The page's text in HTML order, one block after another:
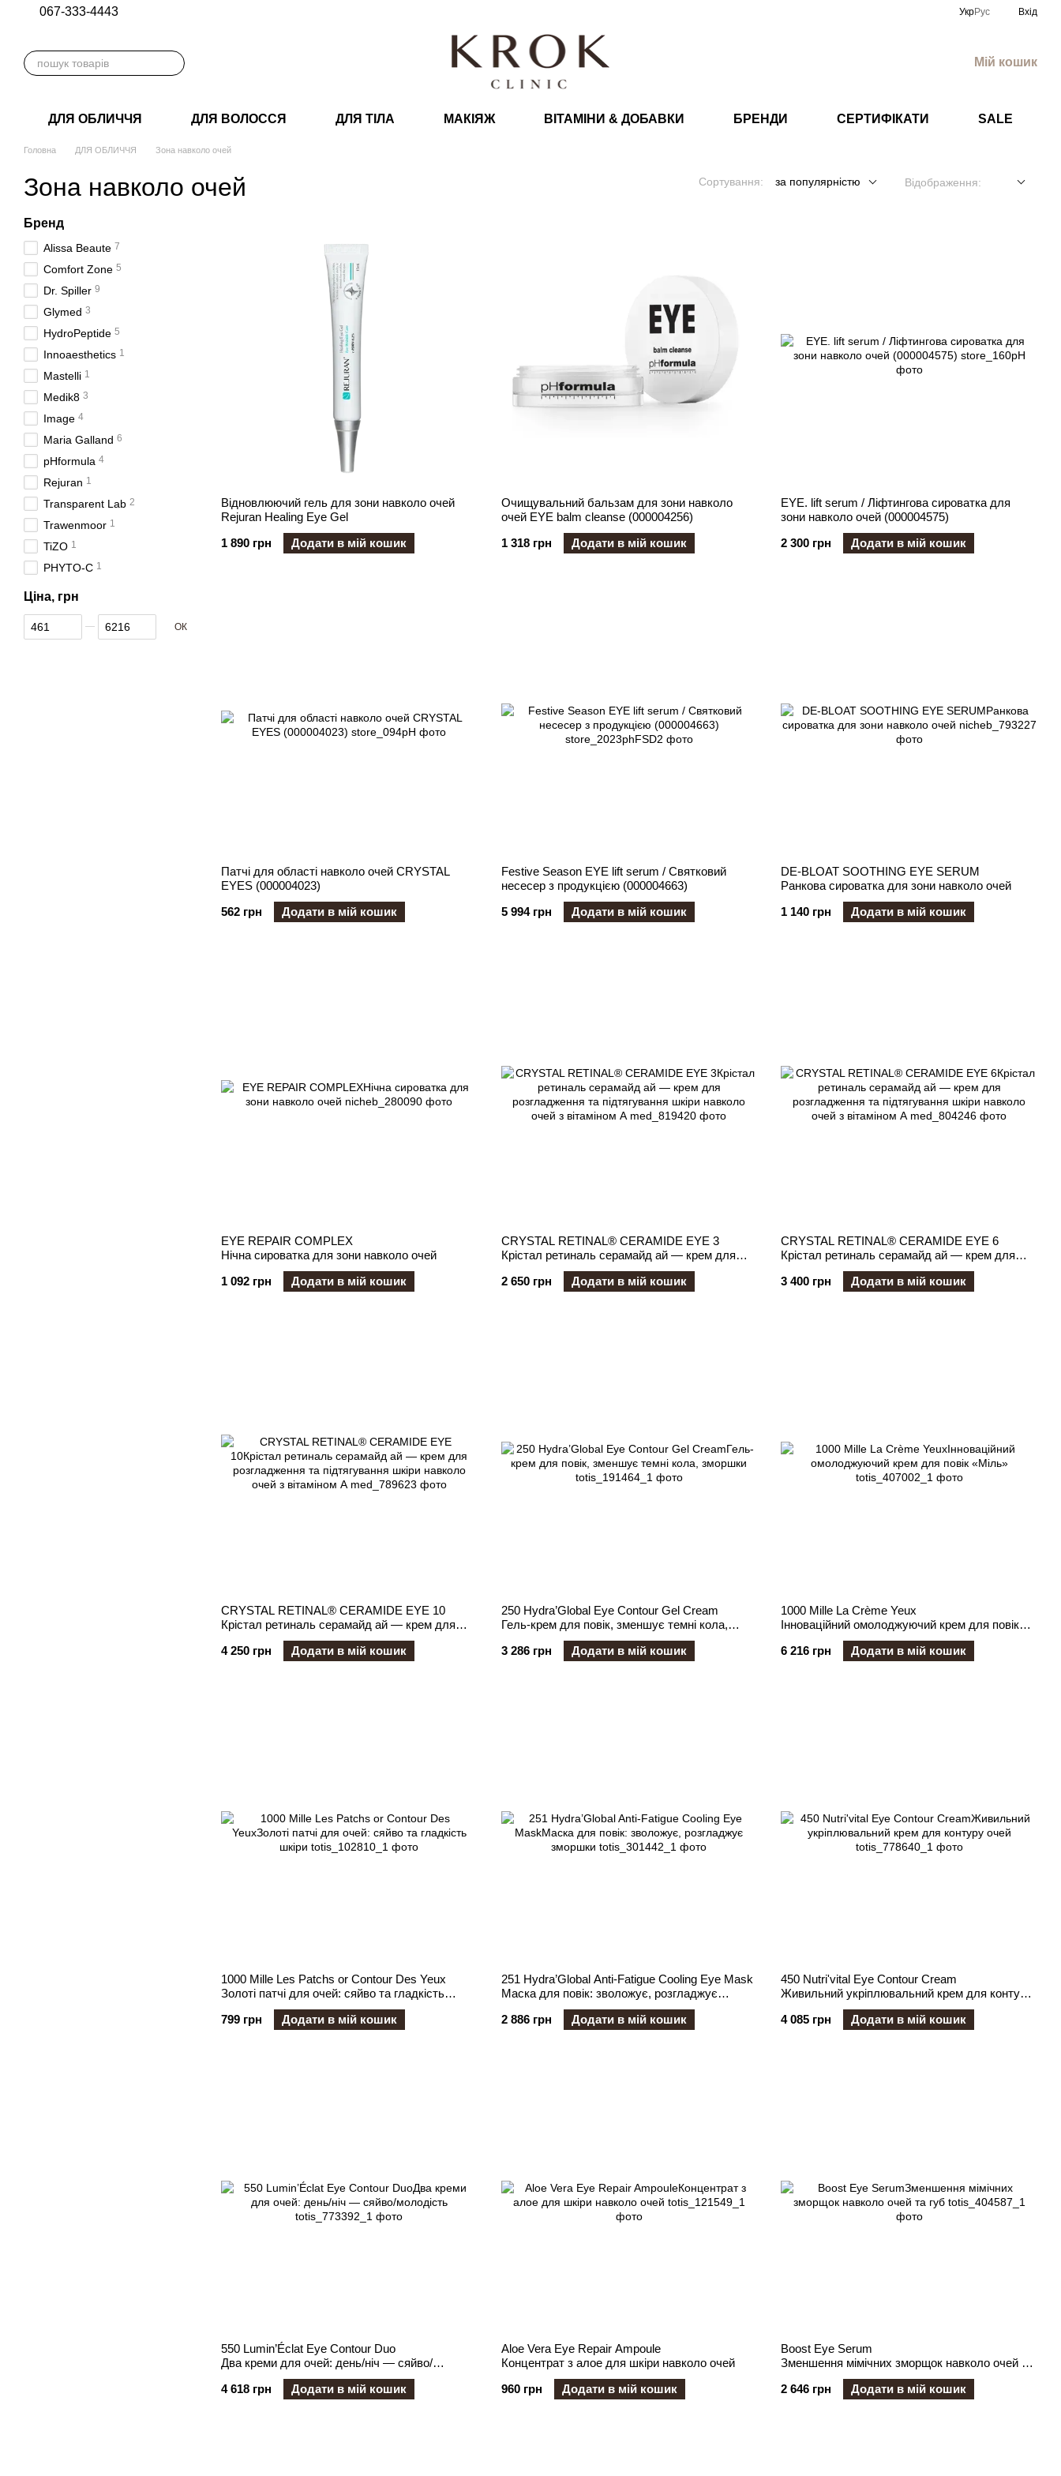
Перейти до основного контенту
067-333-4443 УкрРус Вхід
Мій кошик
ДЛЯ ОБЛИЧЧЯ ДЛЯ ВОЛОССЯ ДЛЯ ТІЛА МАКІЯЖ ВІТАМІНИ & ДОБАВКИ БРЕНДИ СЕРТИФІКАТИ SALE
Головна ДЛЯ ОБЛИЧЧЯ Зона навколо очей
Зона навколо очей Сортування: за популярністю Відображення:
Відновлюючий гель для зони навколо очей
Rejuran Healing Eye Gel
1 890 грн
Додати в мій кошик
Очищувальний бальзам для зони навколо
очей EYE balm cleanse (000004256)
1 318 грн
Додати в мій кошик
EYE. lift serum / Ліфтингова сироватка для
зони навколо очей (000004575)
2 300 грн
Додати в мій кошик
Патчі для області навколо очей CRYSTAL
EYES (000004023)
562 грн
Додати в мій кошик
Festive Season EYE lift serum / Святковий
несесер з продукцією (000004663)
5 994 грн
Додати в мій кошик
DE-BLOAT SOOTHING EYE SERUM
Ранкова сироватка для зони навколо очей
1 140 грн
Додати в мій кошик
EYE REPAIR COMPLEX
Нічна сироватка для зони навколо очей
1 092 грн
Додати в мій кошик
CRYSTAL RETINAL® CERAMIDE EYE 3
Крістал ретиналь серамайд ай — крем для
розгладження та підтягування шкіри навколо
очей з вітаміном А
2 650 грн Додати в мій кошик
CRYSTAL RETINAL® CERAMIDE EYE 6
Крістал ретиналь серамайд ай — крем для
розгладження та підтягування шкіри навколо
очей з вітаміном А
3 400 грн Додати в мій кошик
CRYSTAL RETINAL® CERAMIDE EYE 10
Крістал ретиналь серамайд ай — крем для
розгладження та підтягування шкіри навколо
очей з вітаміном А
4 250 грн Додати в мій кошик
250 Hydra’Global Eye Contour Gel Cream
Гель-крем для повік, зменшує темні кола,
3 286 грн
Додати в мій кошик
1000 Mille La Crème Yeux
Інноваційний омолоджуючий крем для повік
6 216 грн
Додати в мій кошик
1000 Mille Les Patchs or Contour Des Yeux
Золоті патчі для очей: сяйво та гладкість
799 грн
Додати в мій кошик
251 Hydra’Global Anti-Fatigue Cooling Eye Mask
Маска для повік: зволожує, розгладжує
2 886 грн
Додати в мій кошик
450 Nutri'vital Eye Contour Cream
Живильний укріплювальний крем для контуру
4 085 грн
Додати в мій кошик
550 Lumin’Éclat Eye Contour Duo
Два креми для очей: день/ніч — сяйво/
4 618 грн
Додати в мій кошик
Aloe Vera Eye Repair Ampoule
Концентрат з алое для шкіри навколо очей
960 грн
Додати в мій кошик
Boost Eye Serum
Зменшення мімічних зморщок навколо очей та
2 646 грн
Додати в мій кошик
Бренд
Alissa Beaute 7
Comfort Zone 5
Dr. Spiller 9
Glymed 3
HydroPeptide 5
Innoaesthetics 1
Mastelli 1
Medik8 3
Image 4
Maria Galland 6
pHformula 4
Rejuran 1
Transparent Lab 2
Trawenmoor 1
TiZO 1
PHYTO-C 1
Ціна, грн
Від Ціна, грн
До Ціна, грн ОК